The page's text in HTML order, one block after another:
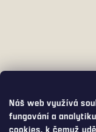
Náš web využívá
fungování a
cookies, k čemuž